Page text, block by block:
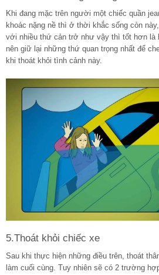
Khi đang mặc trên người một chiếc quần
khoác nặng nề thì ở thời khắc sống còn
với nhiều thứ cản trở như vậy thì tốt hơn là
nên giữ lại những thứ quan trọng nhất để
khi thoát khỏi tình cảnh này.
5.Thoát khỏi chiếc xe
Sau khi thực hiện những điều trên, thoát
làm cuối cùng. Tuy nhiên sẽ có 2 trường